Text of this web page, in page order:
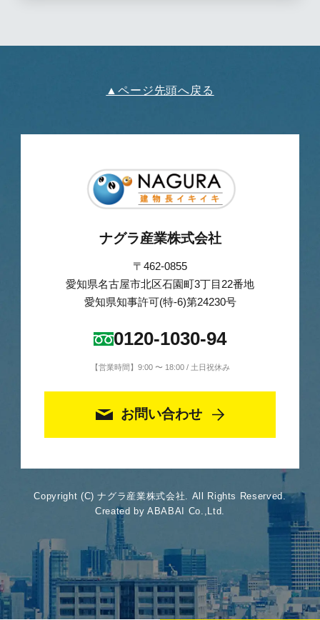
▲ページ先頭へ戻る
Copyright (C) ナグラ産業株式会社. All Rights Reserved.
Created by ABABAI Co.,Ltd.
ナグラ産業株式会社
〒462-0855
愛知県名古屋市北区石園町3丁目22番地
愛知県知事許可(特-6)第24230号
0120-1030-94
【営業時間】9:00 〜 18:00 / 土日祝休み
お問い合わせ